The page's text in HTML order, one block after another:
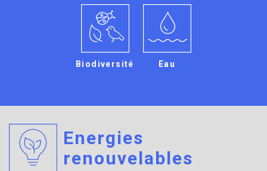
Biodiversité Eau
Energies
renouvelables